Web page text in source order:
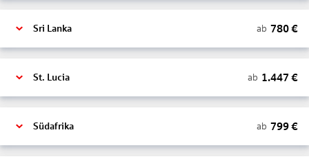
Sri Lanka ab 780€
St. Lucia ab 1.447 €
Südafrika ab 799€